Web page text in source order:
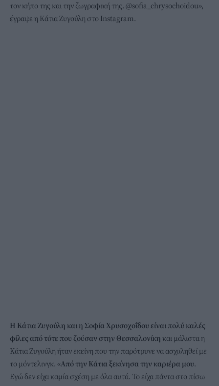
τον κήπο της και την ζωγραφική της. @sofia_chrysochoidou»,
έγραψε η Κάτια Ζυγούλη στο Instagram.
H Κάτια Ζυγούλη και η Σοφία Χρυσοχοΐδου είναι πολύ καλές
φίλες από τότε που ζούσαν στην Θεσσαλονίκη και μάλιστα η
Κάτια Ζυγούλη ήταν εκείνη που την παρότρυνε να ασχοληθεί με
το μόντελινγκ. «Από την Κάτια ξεκίνησα την καριέρα μου.
Εγώ δεν είχα καμία σχέση με όλα αυτά. Το είχα πάντα στο πίσω